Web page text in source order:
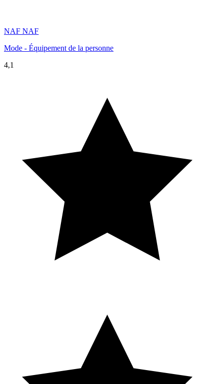
NAF NAF
Mode - Équipement de la personne
4,1